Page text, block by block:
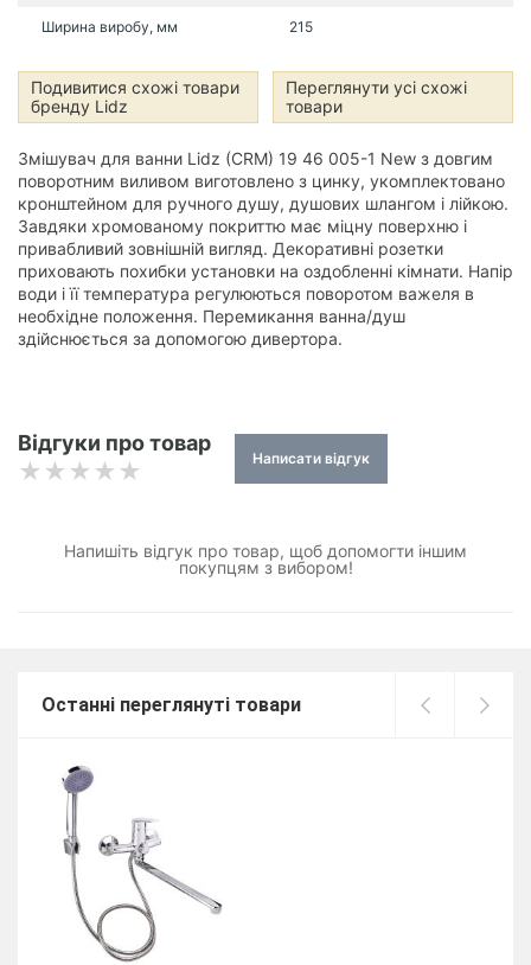
Ширина виробу, мм 215
Подивитися схожі товари
бренду Lidz
Переглянути усі схожі
товари
Змішувач для ванни Lidz (CRM) 19 46 005-1 New з довгим
поворотним виливом виготовлено з цинку, укомплектовано
кронштейном для ручного душу, душових шлангом і лійкою.
Завдяки хромованому покриттю має міцну поверхню і
привабливий зовнішній вигляд. Декоративні розетки
приховають похибки установки на оздобленні кімнати. Напір
води і її температура регулюються поворотом важеля в
необхідне положення. Перемикання ванна/душ
здійснюється за допомогою дивертора.
Відгуки про товар
Написати відгук
Напишіть відгук про товар, щоб допомогти іншим
покупцям з вибором!
Останні переглянуті товари